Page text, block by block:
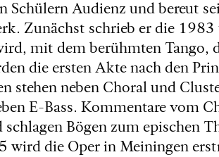
Schülern Audienz und bereut
Zunächst schrieb er die
mit dem berühmten Tango,
die ersten Akte nach den
stehen neben Choral und
E-Bass. Kommentare vom
Bögen zum epischen
die Oper in Meiningen